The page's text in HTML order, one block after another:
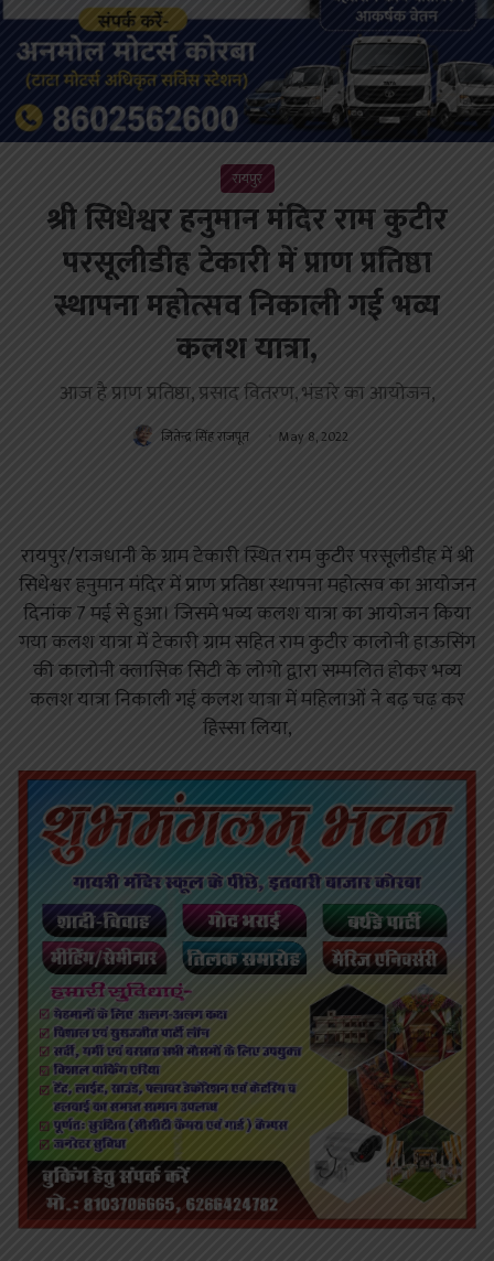
रायपुर
श्री सिधेश्वर हनुमान मंदिर राम कुटीर
परसूलीडीह टेकारी में प्राण प्रतिष्ठा
स्थापना महोत्सव निकाली गई भव्य
कलश यात्रा,
आज है प्राण प्रतिष्ठा, प्रसाद वितरण, भंडारे का आयोजन,
जितेन्द्र सिंह राजपूत May 8, 2022
रायपुर/राजधानी के ग्राम टेकारी स्थित राम कुटीर परसूलीडीह में श्री
सिधेश्वर हनुमान मंदिर में प्राण प्रतिष्ठा स्थापना महोत्सव का आयोजन
दिनांक 7 मई से हुआ। जिसमे भव्य कलश यात्रा का आयोजन किया
गया कलश यात्रा में टेकारी ग्राम सहित राम कुटीर कालोनी हाऊसिंग
की कालोनी क्लासिक सिटी के लोगो द्वारा सम्मलित होकर भव्य
कलश यात्रा निकाली गई कलश यात्रा में महिलाओं ने बढ़ चढ़ कर
हिस्सा लिया,